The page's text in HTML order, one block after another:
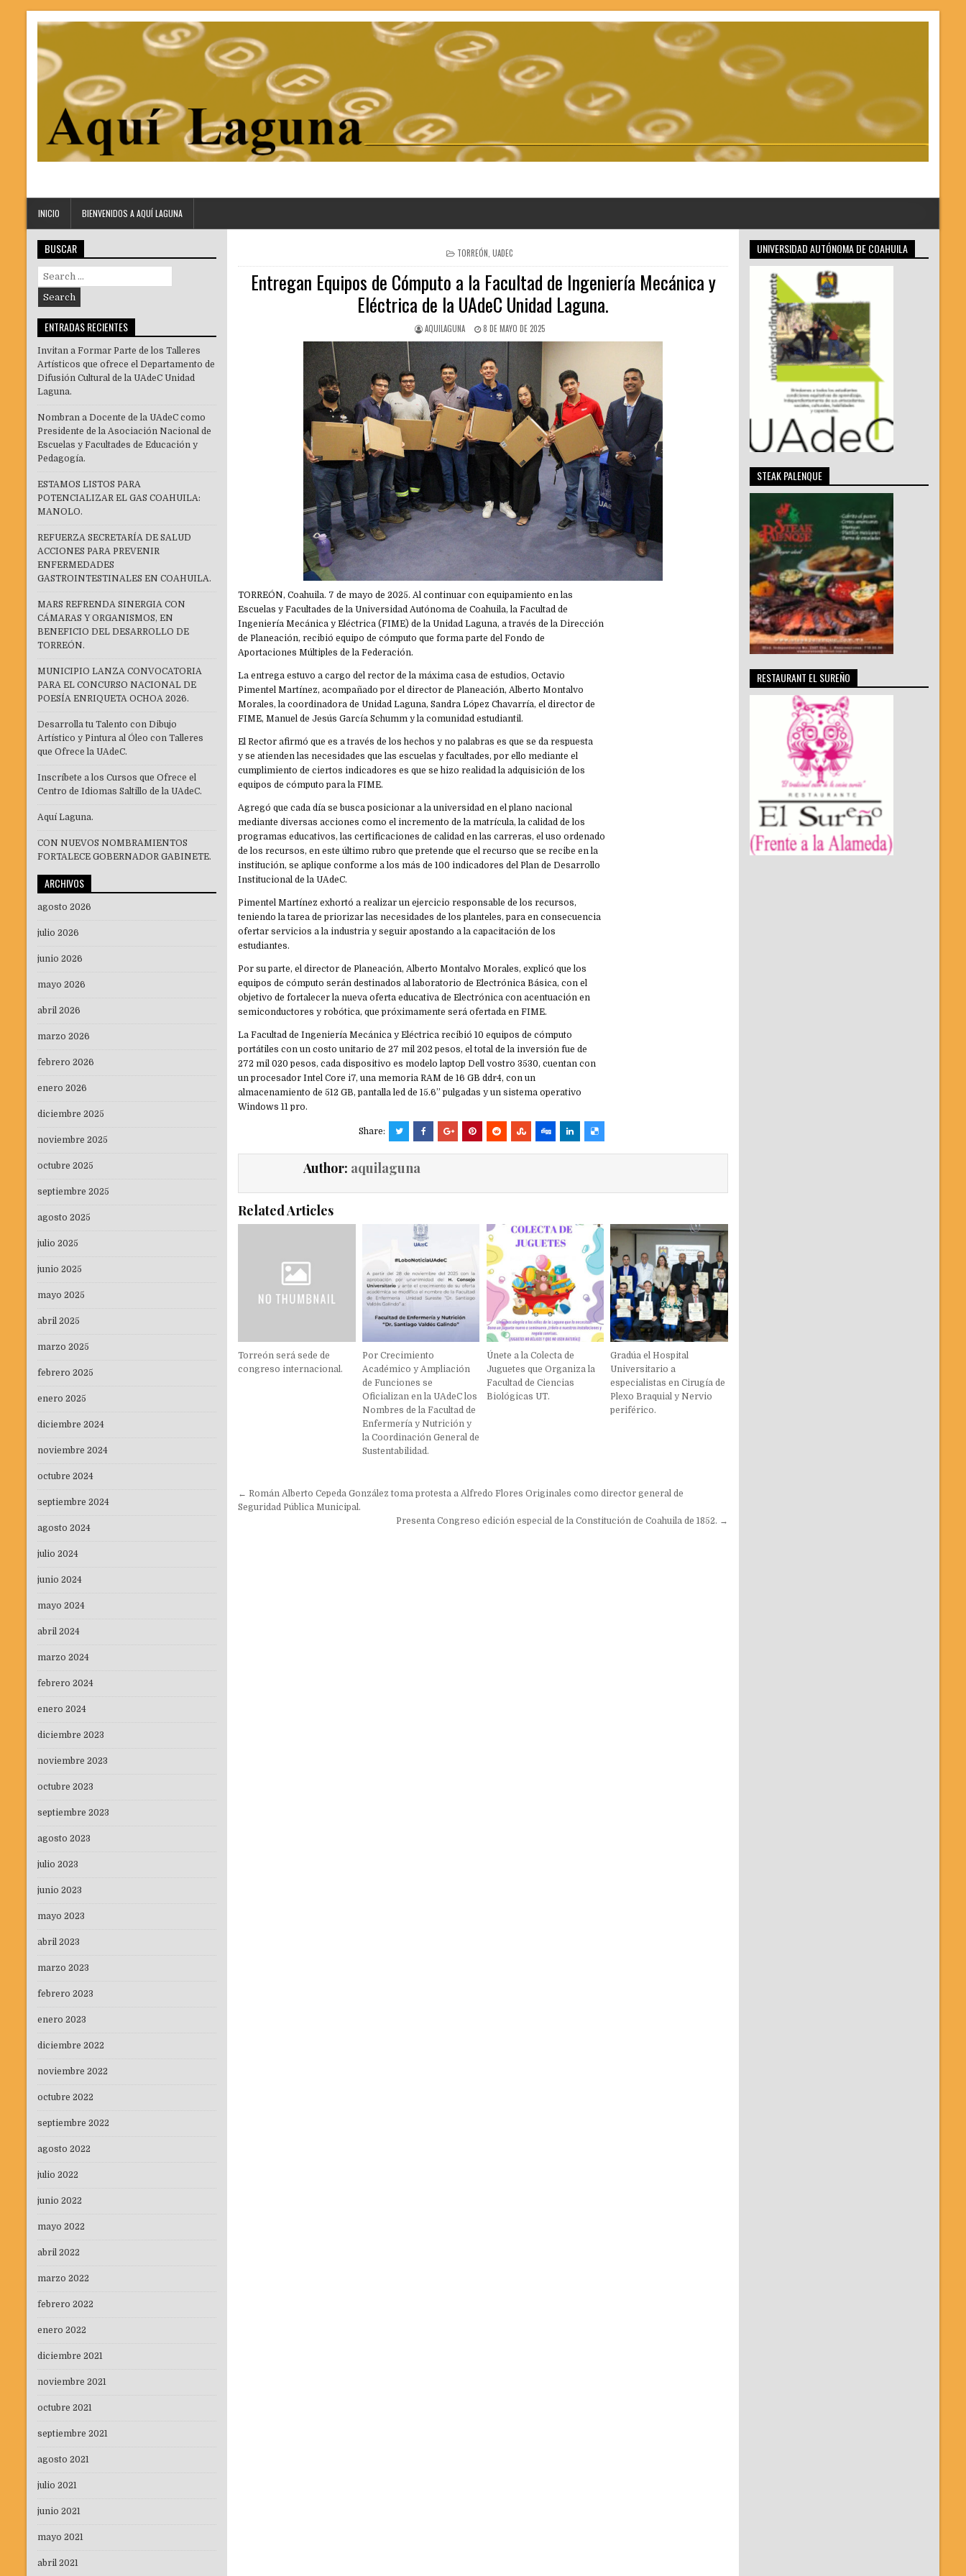
INICIO BIENVENIDOS A AQUÍ LAGUNA
POSTED
IN
TORREÓN, UADEC
Entregan Equipos de Cómputo a la Facultad de Ingeniería Mecánica y
Eléctrica de la UAdeC Unidad Laguna.
AQUILAGUNA 8 DE MAYO DE 2025
TORREÓN, Coahuila. 7 de mayo de 2025. Al continuar con equipamiento en las
Escuelas y Facultades de la Universidad Autónoma de Coahuila, la Facultad de
Ingeniería Mecánica y Eléctrica (FIME) de la Unidad Laguna, a través de la Dirección
de Planeación, recibió equipo de cómputo que forma parte del Fondo de
Aportaciones Múltiples de la Federación.
La entrega estuvo a cargo del rector de la máxima casa de estudios, Octavio
Pimentel Martínez, acompañado por el director de Planeación, Alberto Montalvo
Morales, la coordinadora de Unidad Laguna, Sandra López Chavarría, el director de
FIME, Manuel de Jesús García Schumm y la comunidad estudiantil.
El Rector afirmó que es a través de los hechos y no palabras es que se da respuesta
y se atienden las necesidades que las escuelas y facultades, por ello mediante el
cumplimiento de ciertos indicadores es que se hizo realidad la adquisición de los
equipos de cómputo para la FIME.
Agregó que cada día se busca posicionar a la universidad en el plano nacional
mediante diversas acciones como el incremento de la matrícula, la calidad de los
programas educativos, las certificaciones de calidad en las carreras, el uso ordenado
de los recursos, en este último rubro que pretende que el recurso que se recibe en la
institución, se aplique conforme a los más de 100 indicadores del Plan de Desarrollo
Institucional de la UAdeC.
Pimentel Martínez exhortó a realizar un ejercicio responsable de los recursos,
teniendo la tarea de priorizar las necesidades de los planteles, para en consecuencia
ofertar servicios a la industria y seguir apostando a la capacitación de los
estudiantes.
Por su parte, el director de Planeación, Alberto Montalvo Morales, explicó que los
equipos de cómputo serán destinados al laboratorio de Electrónica Básica, con el
objetivo de fortalecer la nueva oferta educativa de Electrónica con acentuación en
semiconductores y robótica, que próximamente será ofertada en FIME.
La Facultad de Ingeniería Mecánica y Eléctrica recibió 10 equipos de cómputo
portátiles con un costo unitario de 27 mil 202 pesos, el total de la inversión fue de
272 mil 020 pesos, cada dispositivo es modelo laptop Dell vostro 3530, cuentan con
un procesador Intel Core i7, una memoria RAM de 16 GB ddr4, con un
almacenamiento de 512 GB, pantalla led de 15.6” pulgadas y un sistema operativo
Windows 11 pro.
Share:
Author: aquilaguna
Related Articles
Torreón será sede de
congreso internacional.
Por Crecimiento
Académico y Ampliación
de Funciones se
Oficializan en la UAdeC los
Nombres de la Facultad de
Enfermería y Nutrición y
la Coordinación General de
Sustentabilidad.
Únete a la Colecta de
Juguetes que Organiza la
Facultad de Ciencias
Biológicas UT.
Gradúa el Hospital
Universitario a
especialistas en Cirugía de
Plexo Braquial y Nervio
periférico.
Navegación
de
← Román Alberto Cepeda González toma protesta a Alfredo Flores Originales como director general de
Seguridad Pública Municipal.
Presenta Congreso edición especial de la Constitución de Coahuila de 1852. →
BUSCAR
Search
for:
ENTRADAS RECIENTES
Invitan a Formar Parte de los Talleres
Artísticos que ofrece el Departamento de
Difusión Cultural de la UAdeC Unidad
Laguna.
Nombran a Docente de la UAdeC como
Presidente de la Asociación Nacional de
Escuelas y Facultades de Educación y
Pedagogía.
ESTAMOS LISTOS PARA
POTENCIALIZAR EL GAS COAHUILA:
MANOLO.
REFUERZA SECRETARÍA DE SALUD
ACCIONES PARA PREVENIR
ENFERMEDADES
GASTROINTESTINALES EN COAHUILA.
MARS REFRENDA SINERGIA CON
CÁMARAS Y ORGANISMOS, EN
BENEFICIO DEL DESARROLLO DE
TORREÓN.
MUNICIPIO LANZA CONVOCATORIA
PARA EL CONCURSO NACIONAL DE
POESÍA ENRIQUETA OCHOA 2026.
Desarrolla tu Talento con Dibujo
Artístico y Pintura al Óleo con Talleres
que Ofrece la UAdeC.
Inscríbete a los Cursos que Ofrece el
Centro de Idiomas Saltillo de la UAdeC.
Aquí Laguna.
CON NUEVOS NOMBRAMIENTOS
FORTALECE GOBERNADOR GABINETE.
ARCHIVOS
agosto 2026
julio 2026
junio 2026
mayo 2026
abril 2026
marzo 2026
febrero 2026
enero 2026
diciembre 2025
noviembre 2025
octubre 2025
septiembre 2025
agosto 2025
julio 2025
junio 2025
mayo 2025
abril 2025
marzo 2025
febrero 2025
enero 2025
diciembre 2024
noviembre 2024
octubre 2024
septiembre 2024
agosto 2024
julio 2024
junio 2024
mayo 2024
abril 2024
marzo 2024
febrero 2024
enero 2024
diciembre 2023
noviembre 2023
octubre 2023
septiembre 2023
agosto 2023
julio 2023
junio 2023
mayo 2023
abril 2023
marzo 2023
febrero 2023
enero 2023
diciembre 2022
noviembre 2022
octubre 2022
septiembre 2022
agosto 2022
julio 2022
junio 2022
mayo 2022
abril 2022
marzo 2022
febrero 2022
enero 2022
diciembre 2021
noviembre 2021
octubre 2021
septiembre 2021
agosto 2021
julio 2021
junio 2021
mayo 2021
abril 2021
UNIVERSIDAD AUTÓNOMA DE COAHUILA
STEAK PALENQUE
RESTAURANT EL SUREÑO